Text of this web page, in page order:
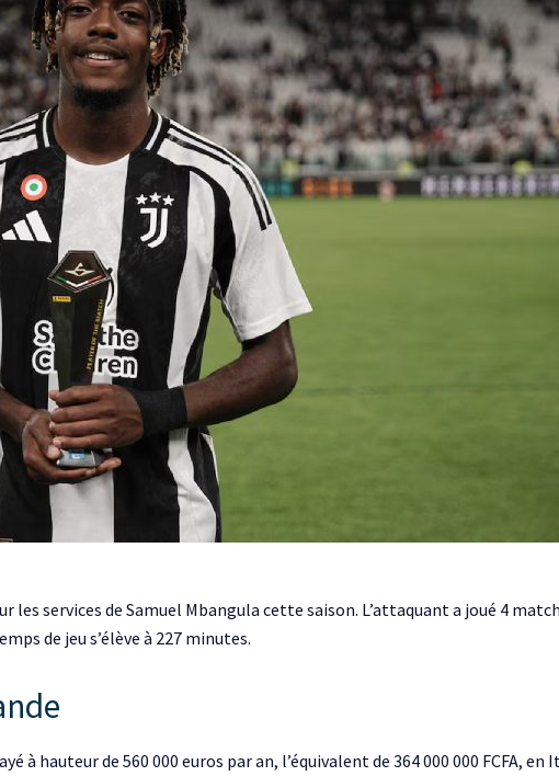
services de Samuel Mbangula cette saison. L’attaquant a joué 4
de jeu s’élève à 227 minutes.
à hauteur de 560 000 euros par an, l’équivalent de 364 000 000 FCFA, en